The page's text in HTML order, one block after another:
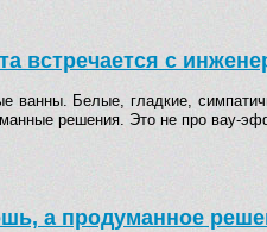
встречается с
ванны. Белые, гладкие,
решения. Это не про вау-
а продуманное